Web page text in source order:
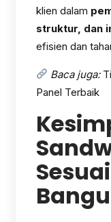
klien dalam
struktur, dan
efisien dan
Baca juga:
Panel Terbaik